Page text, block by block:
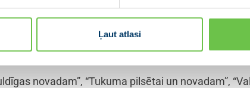
Ļaut atlasi
savās rindās uzņēma gandrīz 70 jaunus biedrus.
sēdē reizi nedēļā un organizācijas biedru
novadam”, “Tukuma pilsētai un novadam”,